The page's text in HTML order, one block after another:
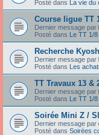
Posté dans La vie du
Course ligue TT
Dernier message par
Posté dans Le TT 1/
Recherche
Dernier message par
Posté dans Les
TT Travaux 13 &
Dernier message par
Posté dans Le TT 1/
Soirée Mini Z /
Dernier message par
Posté dans Soirées